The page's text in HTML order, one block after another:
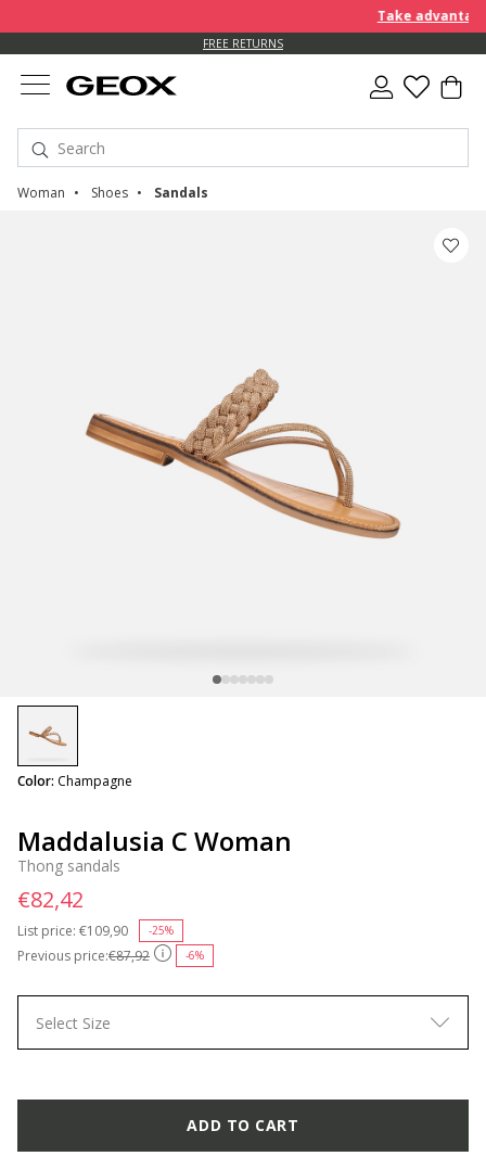
Take
FREE RETURNS
Woman Shoes Sandals
Maddalusia C Woman
Thong sandals
Previous price:€87,92 -6%
List price: Price reduced from
€109,90 -25%
€82,42
Color: Champagne
selected
Select Size
ADD TO CART